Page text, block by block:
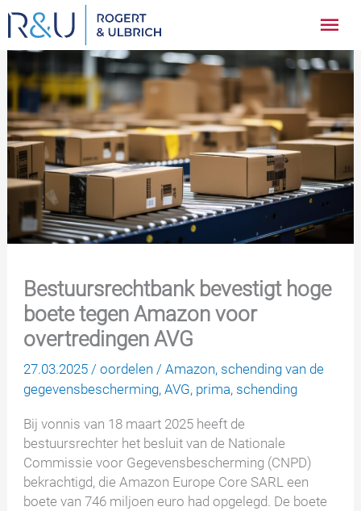
Ga
naar
inhoud
Bestuursrechtbank bevestigt hoge
boete tegen Amazon voor
overtredingen AVG
27.03.2025/oordelen /Amazon, schending van de
gegevensbescherming,AVG, prima, schending
Bij vonnis van 18 maart 2025 heeft de
bestuursrechter het besluit van de Nationale
Commissie voor Gegevensbescherming (CNPD)
bekrachtigd, die Amazon Europe Core SARL een
boete van 746 miljoen euro had opgelegd. De boete